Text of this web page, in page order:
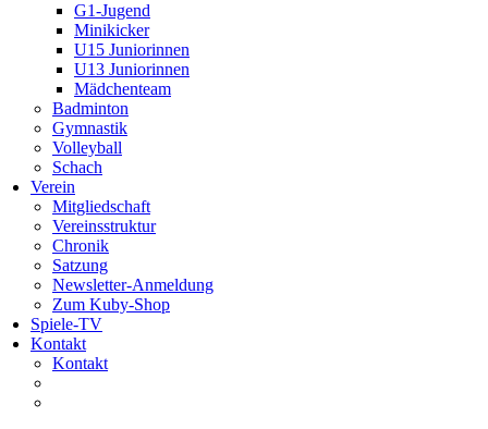
G1-Jugend
Minikicker
U15 Juniorinnen
U13 Juniorinnen
Mädchenteam
Badminton
Gymnastik
Volleyball
Schach
Verein
Mitgliedschaft
Vereinsstruktur
Chronik
Satzung
Newsletter-Anmeldung
Zum Kuby-Shop
Spiele-TV
Kontakt
Kontakt